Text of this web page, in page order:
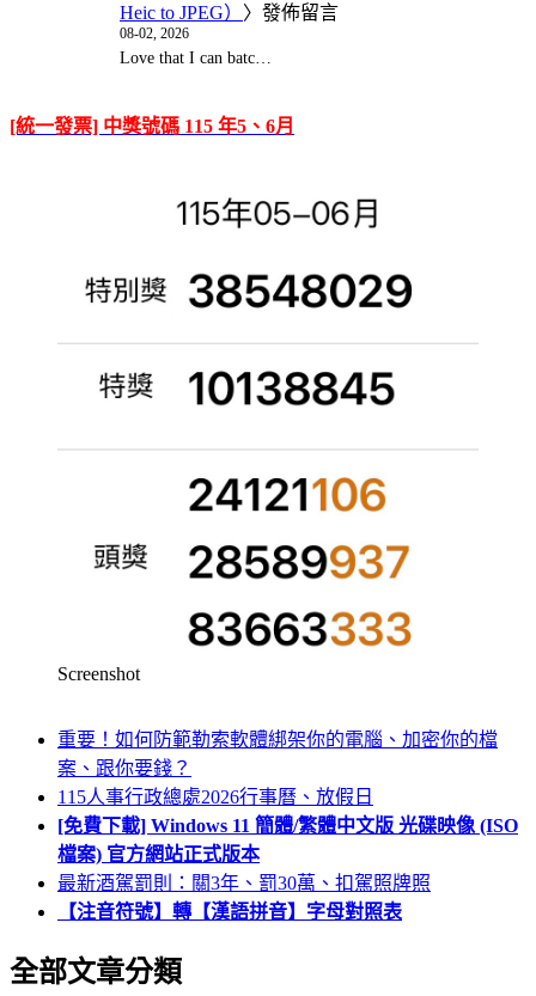
Heic to JPEG） 〉發佈留言
08-02, 2026
Love that I can batc…
[統一發票] 中獎號碼 115 年5、6月
Screenshot
重要！如何防範勒索軟體綁架你的電腦、加密你的檔
案、跟你要錢？
115人事行政總處2026行事曆、放假日
[免費下載] Windows 11 簡體/繁體中文版 光碟映像 (ISO
檔案) 官方網站正式版本
最新酒駕罰則：關3年、罰30萬、扣駕照牌照
【注音符號】轉【漢語拼音】字母對照表
全部文章分類